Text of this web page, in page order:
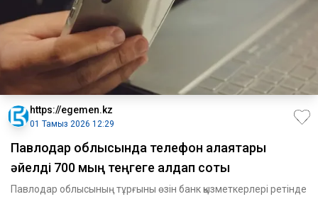
https://egemen.kz
01 Тамыз 2026 12:29
Павлодар облысында телефон алаяқтары
әйелді 700 мың теңгеге алдап соқты
Павлодар облысының тұрғыны өзін банк қызметкерлері ретінде